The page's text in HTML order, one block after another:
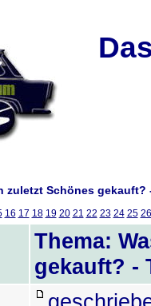
zuletzt Schönes gekauft?
16 17 18 19 20 21 22 23 24 25 26
Thema:
gekauft? -